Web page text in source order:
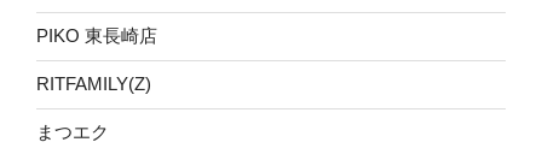
PIKO 東長崎店
RITFAMILY(Z)
まつエク